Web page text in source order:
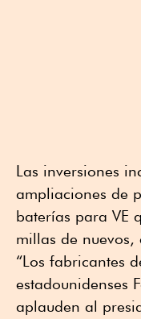
Las inversiones
ampliaciones de
baterías para VE
millas de nuevos,
“Los fabricantes
estadounidenses
aplauden al